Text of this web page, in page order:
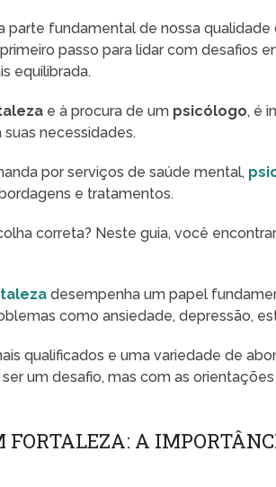
parte fundamental de nossa qualidade
passo para lidar com desafios
equilibrada.
e à procura de um psicólogo, é
necessidades.
por serviços de saúde mental,
e tratamentos.
correta? Neste guia, você
desempenha um papel
como ansiedade, depressão,
qualificados e uma variedade de
um desafio, mas com as
FORTALEZA: A